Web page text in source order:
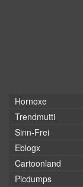
Hornoxe
Trendmutti
Sinn-Frei
Eblogx
Cartoonland
Picdumps